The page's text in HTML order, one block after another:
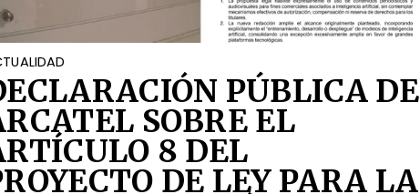
PÚBLICA DE
SOBRE EL
8 DEL
DE LEY PARA LA